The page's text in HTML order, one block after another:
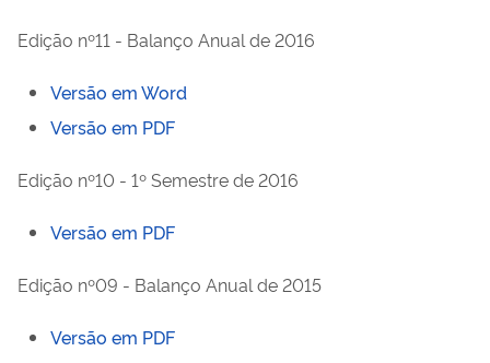
Edição nº11 - Balanço Anual de 2016
Versão em Word
Versão em PDF
Edição nº10 - 1º Semestre de 2016
Versão em PDF
Edição nº09 - Balanço Anual de 2015
Versão em PDF